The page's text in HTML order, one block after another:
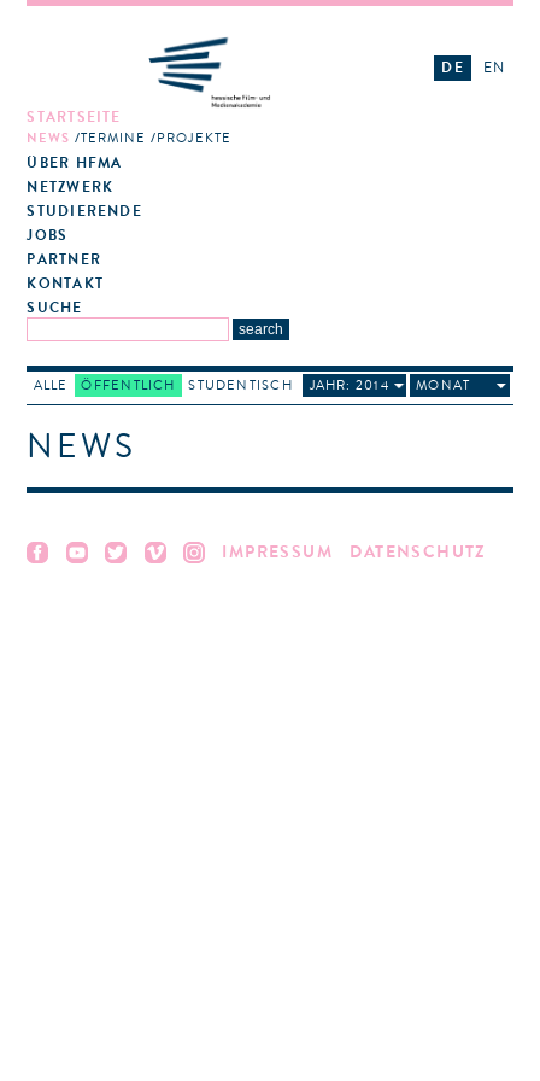
STARTSEITE
NEWS TERMINE PROJEKTE
ÜBER HFMA
NETZWERK
STUDIERENDE
JOBS
PARTNER
KONTAKT
SUCHE
DE EN
ALLE ÖFFENTLICH STUDENTISCH JAHR: 2014 MONAT
NEWS
IMPRESSUM DATENSCHUTZ